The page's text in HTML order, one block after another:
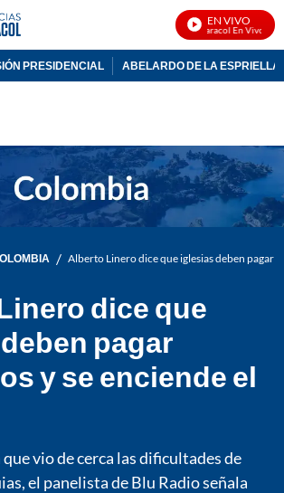
EN VIVO
Noticias Caracol En Vivo
PRESIDENCIAL ABELARDO DE LA ESPRIELLA
/ Alberto Linero dice que iglesias deben pagar
dice que
pagar
y se enciende el
vio de cerca las dificultades de
el panelista de Blu Radio señala